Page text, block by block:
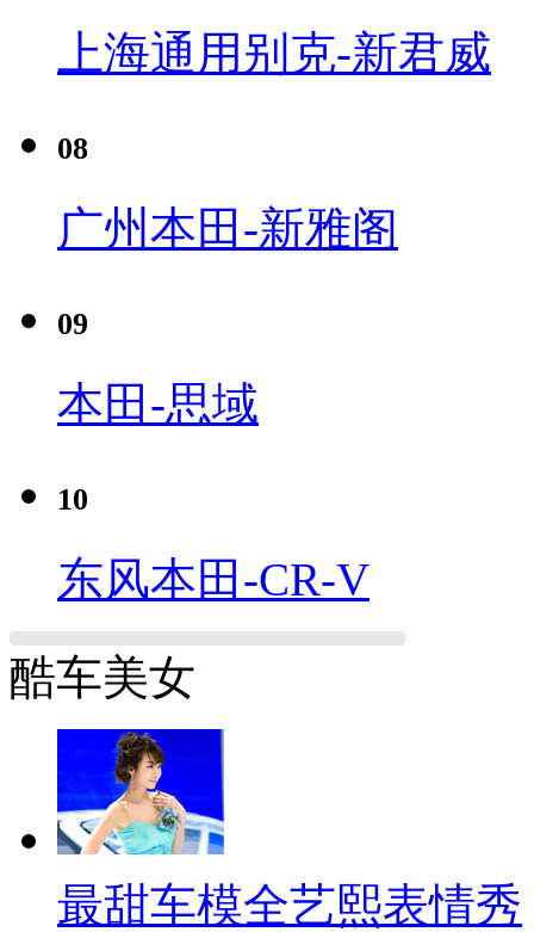
上海通用别克-新君威
08
广州本田-新雅阁
09
本田-思域
10
东风本田-CR-V
酷车美女
最甜车模全艺熙表情秀